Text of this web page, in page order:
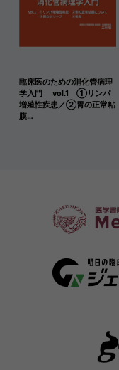
臨床医のための消化管病理
学入門 vol.1 ①リンパ
増殖性疾患／②胃の正常粘
膜…